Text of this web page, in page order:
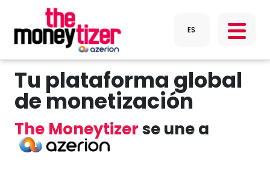
Tu plataforma global
de monetización
The Moneytizerse une a